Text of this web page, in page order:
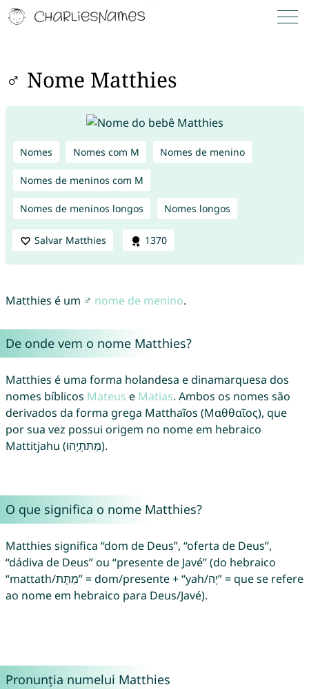
♂ Nome Matthies
Nomes Nomes com M Nomes de menino
Nomes de meninos com M
Nomes de meninos longos Nomes longos
Salvar Matthies 1370
Matthies é um ♂ nome de menino.
De onde vem o nome Matthies?
Matthies é uma forma holandesa e dinamarquesa dos
nomes bíblicos Mateus e Matias. Ambos os nomes são
derivados da forma grega Matthaĩos (Μαθθαῖος), que
por sua vez possui origem no nome em hebraico
Mattitjahu (מַתִּתְיָהוּ).
O que significa o nome Matthies?
Matthies significa “dom de Deus”, “oferta de Deus”,
“dádiva de Deus” ou “presente de Javé” (do hebraico
“mattath/מַתָּת” = dom/presente + “yah/יָה” = que se refere
ao nome em hebraico para Deus/Javé).
Pronunția numelui Matthies